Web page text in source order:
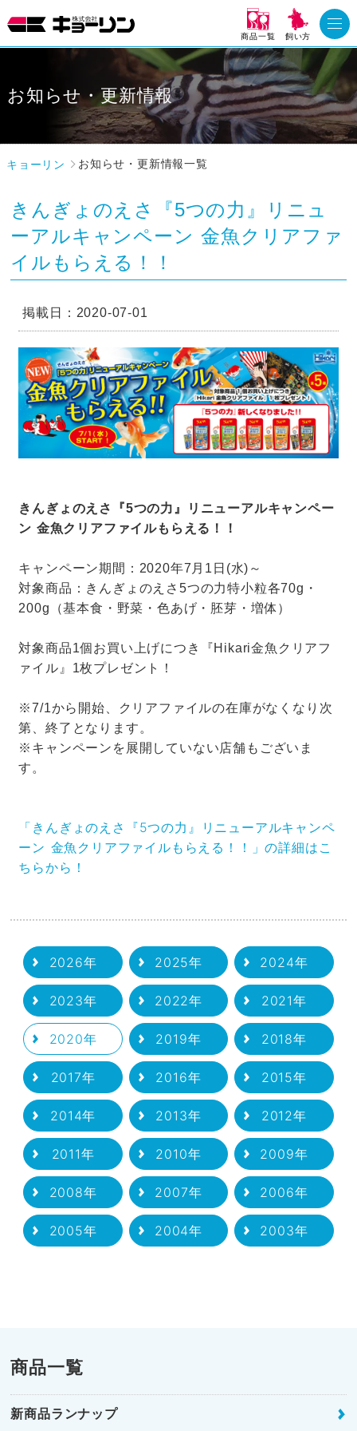
商品一覧 飼い方
お知らせ・更新情報
キョーリン お知らせ・更新情報一覧
きんぎょのえさ『5つの力』リニュ
ーアルキャンペーン 金魚クリアファ
イルもらえる！！
掲載日：2020-07-01
きんぎょのえさ『5つの力』リニューアルキャンペー
ン 金魚クリアファイルもらえる！！
キャンペーン期間：2020年7月1日(水)～
対象商品：きんぎょのえさ5つの力特小粒各70g・
200g（基本食・野菜・色あげ・胚芽・増体）
対象商品1個お買い上げにつき『Hikari金魚クリアフ
ァイル』1枚プレゼント！
※7/1から開始、クリアファイルの在庫がなくなり次
第、終了となります。
※キャンペーンを展開していない店舗もございま
す。
「きんぎょのえさ『5つの力』リニューアルキャンペ
ーン 金魚クリアファイルもらえる！！」の詳細はこ
ちらから！
2026年 2025年 2024年
2023年 2022年 2021年
2020年 2019年 2018年
2017年 2016年 2015年
2014年 2013年 2012年
2011年 2010年 2009年
2008年 2007年 2006年
2005年 2004年 2003年
商品一覧
新商品ランナップ